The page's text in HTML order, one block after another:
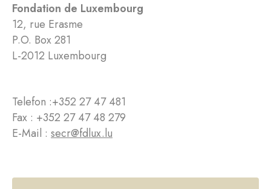
Fondation de Luxembourg
12, rue Erasme
P.O. Box 281
L-2012 Luxembourg
Telefon :+352 27 47 481
Fax : +352 27 47 48 279
E-Mail : secr@fdlux.lu